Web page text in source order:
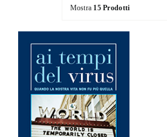
Le Collane
Catalogo
Mostra 15 Prodotti